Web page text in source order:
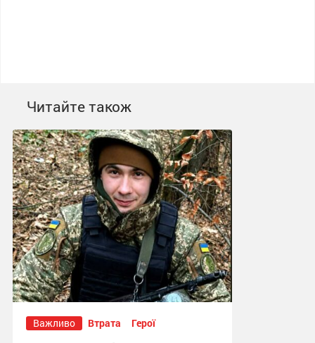
Читайте також
Важливо Втрата Герої